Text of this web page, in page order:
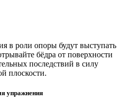
в роли опоры будут выступать
бёдра от поверхности
последствий в силу
плоскости.
упражнения